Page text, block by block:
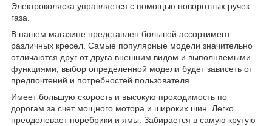
Электроколяска управляется с помощью поворотных ручек
газа.
В нашем магазине представлен большой ассортимент
различных кресел. Самые популярные модели значительно
отличаются друг от друга внешним видом и выполняемыми
функциями, выбор определенной модели будет зависеть от
предпочтений и потребностей пользователя.
Имеет большую скорость и высокую проходимость по
дорогам за счет мощного мотора и широких шин. Легко
преодолевает поребрики и ямы. Забирается в самую крутую